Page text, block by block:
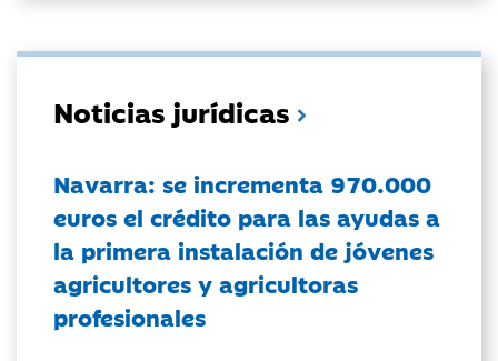
Noticias jurídicas
Navarra: se incrementa 970.000
euros el crédito para las ayudas a
la primera instalación de jóvenes
agricultores y agricultoras
profesionales